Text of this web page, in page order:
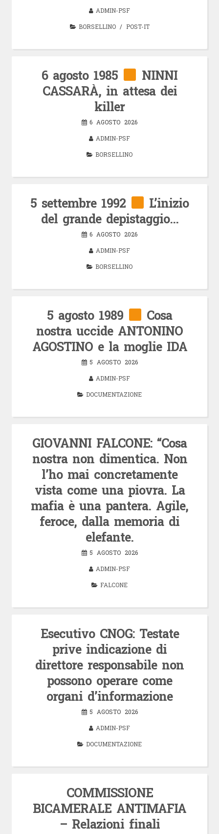
ADMIN-PSF
BORSELLINO/ POST-IT
6 agosto 1985
NINNI
CASSARÀ, in attesa dei
killer
6 AGOSTO 2026
ADMIN-PSF
BORSELLINO
5 settembre 1992
L’inizio
del grande depistaggio…
6 AGOSTO 2026
ADMIN-PSF
BORSELLINO
5 agosto 1989
Cosa
nostra uccide ANTONINO
AGOSTINO e la moglie IDA
5 AGOSTO 2026
ADMIN-PSF
DOCUMENTAZIONE
GIOVANNI FALCONE: “Cosa
nostra non dimentica. Non
l’ho mai concretamente
vista come una piovra. La
mafia è una pantera. Agile,
feroce, dalla memoria di
elefante.
5 AGOSTO 2026
ADMIN-PSF
FALCONE
Esecutivo CNOG: Testate
prive indicazione di
direttore responsabile non
possono operare come
organi d’informazione
5 AGOSTO 2026
ADMIN-PSF
DOCUMENTAZIONE
COMMISSIONE
BICAMERALE ANTIMAFIA
– Relazioni finali